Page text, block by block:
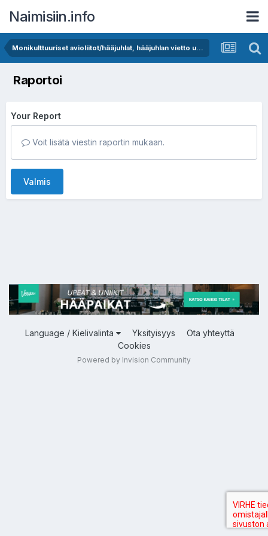
Naimisiin.info
Monikulttuuriset avioliitot/hääjuhlat, hääjuhlan vietto ulkomailla
Raportoi
Your Report
Voit lisätä viestin raportin mukaan.
Valmis
Language / Kielivalinta Yksityisyys
Ota yhteyttä
Cookies
Powered by Invision Community